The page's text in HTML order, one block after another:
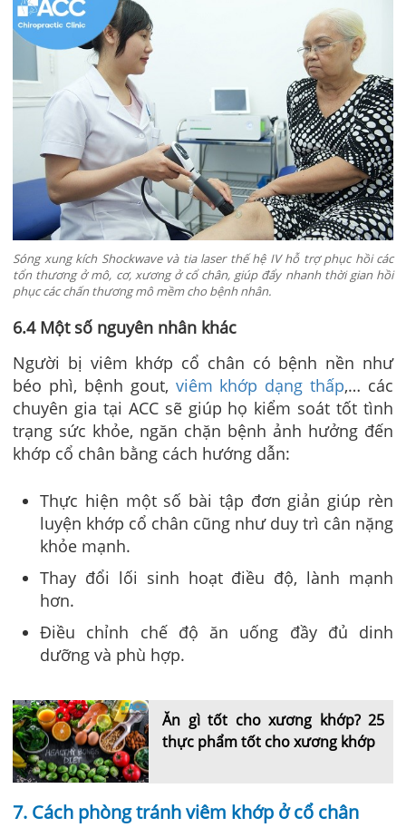
Sóng xung kích Shockwave và tia laser thế hệ IV hỗ trợ phục hồi các
tổn thương ở mô, cơ, xương ở cổ chân, giúp đẩy nhanh thời gian hồi
phục các chấn thương mô mềm cho bệnh nhân.
6.4 Một số nguyên nhân khác
Người bị viêm khớp cổ chân có bệnh nền như
béo phì, bệnh gout, viêm khớp dạng thấp,… các
chuyên gia tại ACC sẽ giúp họ kiểm soát tốt tình
trạng sức khỏe, ngăn chặn bệnh ảnh hưởng đến
khớp cổ chân bằng cách hướng dẫn:
Thực hiện một số bài tập đơn giản giúp rèn
luyện khớp cổ chân cũng như duy trì cân nặng
khỏe mạnh.
Thay đổi lối sinh hoạt điều độ, lành mạnh
hơn.
Điều chỉnh chế độ ăn uống đầy đủ dinh
dưỡng và phù hợp.
Ăn gì tốt cho xương khớp? 25
thực phẩm tốt cho xương khớp
7. Cách phòng tránh viêm khớp ở cổ chân